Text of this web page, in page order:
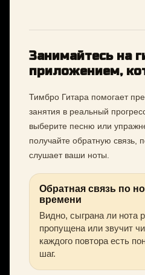
Занимайтесь на
приложением,
Тимбро Гитара помогает
занятия в реальный
выберите песню или
получайте обратную связь,
слушает ваши ноты.
Обратная связь по
времени
Видно, сыграна ли нота
пропущена или звучит
каждого повтора есть
шаг.